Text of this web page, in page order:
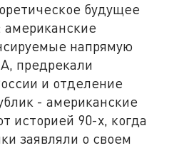
будущее
американские
напрямую
предрекали
и отделение
- американские
историей 90-х, когда
заявляли о своем